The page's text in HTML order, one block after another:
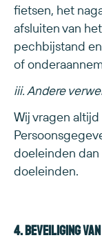
fietsen, het
afsluiten van
pechbijstand
of
iii. Andere
Wij vragen
doeleinden
doeleinden.
4. Beveiliging